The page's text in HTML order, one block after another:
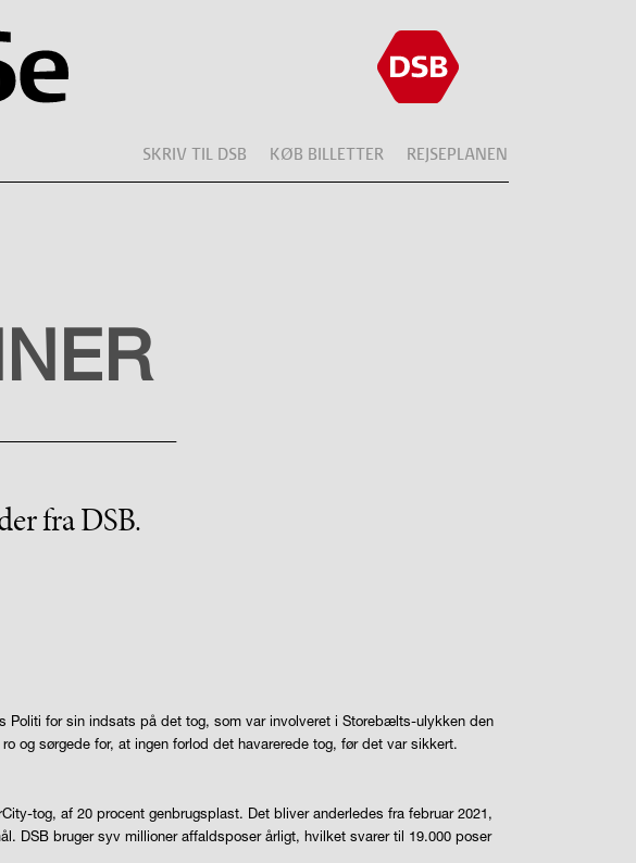
SKRIV TIL DSB KØB BILLETTER REJSEPLANEN
fra DSB.
Politi for sin indsats på det tog, som var involveret i Storebælts-ulykken den
og sørgede for, at ingen forlod det havarerede tog, før det var sikkert.
tog, af 20 procent genbrugsplast. Det bliver anderledes fra februar 2021,
DSB bruger syv millioner affaldsposer årligt, hvilket svarer til 19.000 poser